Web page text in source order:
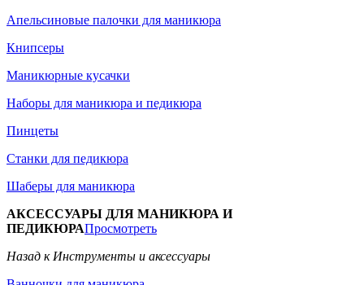
Апельсиновые палочки для маникюра
Книпсеры
Маникюрные кусачки
Наборы для маникюра и педикюра
Пинцеты
Станки для педикюра
Шаберы для маникюра
АКСЕССУАРЫ ДЛЯ МАНИКЮРА И
ПЕДИКЮРАПросмотреть
Назад к Инструменты и аксессуары